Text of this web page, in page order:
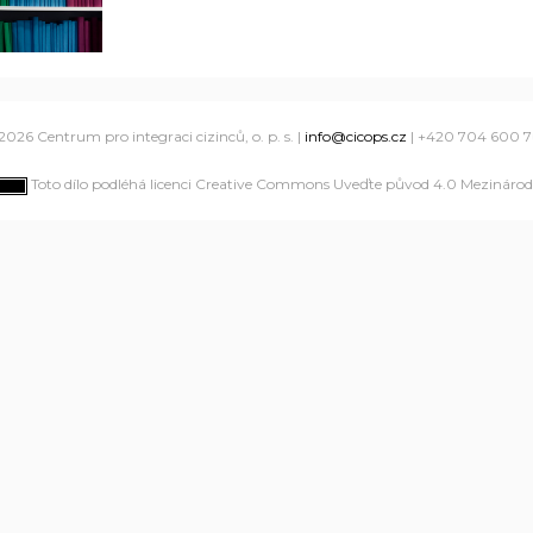
Centrum pro integraci cizinců, o. p. s. | info@cicops.cz | +420 704 600
Toto dílo podléhá licenci Creative Commons Uveďte původ 4.0